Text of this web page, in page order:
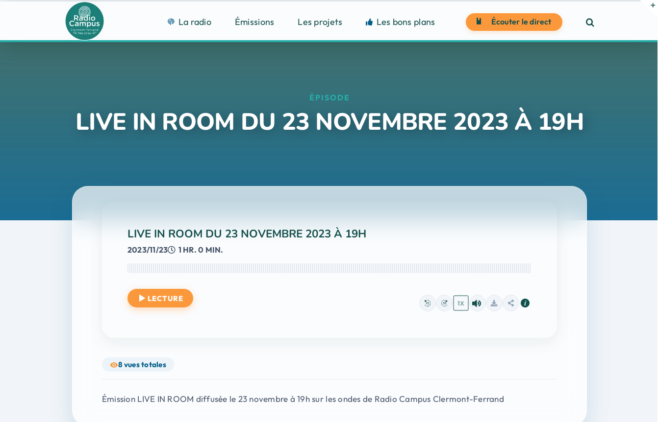
La radio Émissions Les projets Les bons plans Écouter le direct
ÉPISODE
LIVE IN ROOM DU 23 NOVEMBRE 2023 À 19H
LIVE IN ROOM DU 23 NOVEMBRE 2023 À 19H
2023/11/23 1 HR. 0 MIN.
LECTURE
1X
8 vues totales
Émission LIVE IN ROOM diffusée le 23 novembre à 19h sur les ondes de Radio Campus Clermont-Ferrand